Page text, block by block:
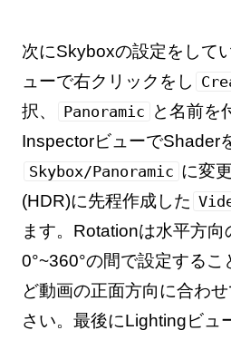
次にSkyboxの設定をして
ューで右クリックをし
択、
Panoramic と名前を
InspectorビューでShader
Skybox/Panoramic に変
(HDR)に先程作成した
ます。Rotationは水平方向
0°~360°の間で設定するこ
ど動画の正面方向に合わ
さい。最後にLightingビュ